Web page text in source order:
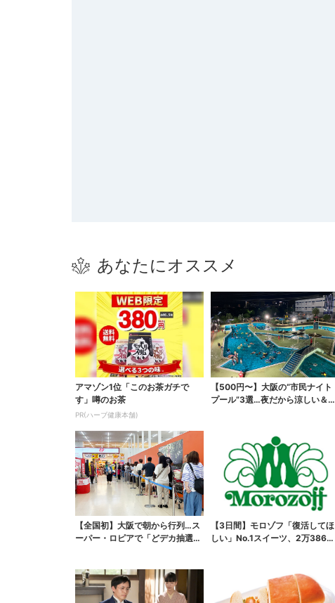
あなたにオススメ
アマゾン1位「このお茶ガチで
す」噂のお茶
PR(ハーブ健康本舗)
【500円〜】大阪の“市民ナイト
プール”3選…夜だから涼しい＆コ
【全国初】大阪で朝から行列…ス
ーパー・ロピアで「どデカ抽選
【3日間】モロゾフ「復活してほ
しい」No.1スイーツ、2万3865